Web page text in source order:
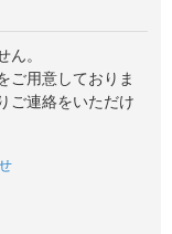
。
ご用意しておりま
ご連絡をいただけ